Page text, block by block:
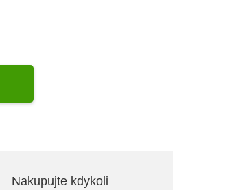
Nakupujte kdykoli